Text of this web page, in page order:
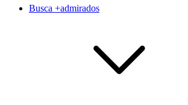
Busca +admirados